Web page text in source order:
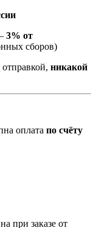
3% от
сборов)
отправкой, никакой
оплата по счёту
при заказе от